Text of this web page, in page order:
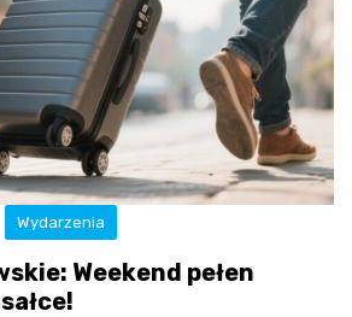
Wydarzenia
Weekend pełen